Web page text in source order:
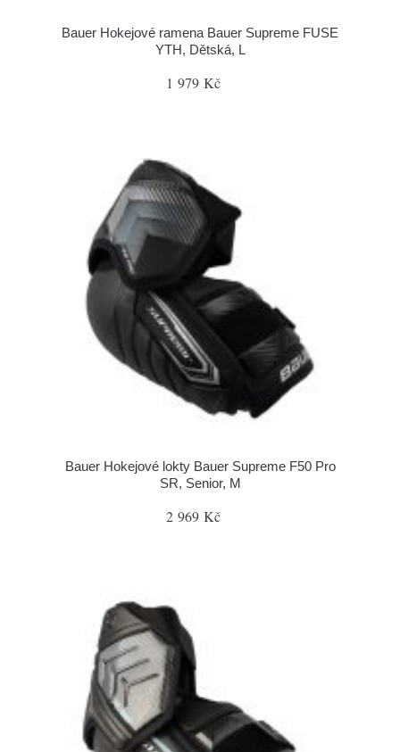
Bauer Hokejové ramena Bauer Supreme FUSE
YTH, Dětská, L
1 979 Kč
Bauer Hokejové lokty Bauer Supreme F50 Pro
SR, Senior, M
2 969 Kč